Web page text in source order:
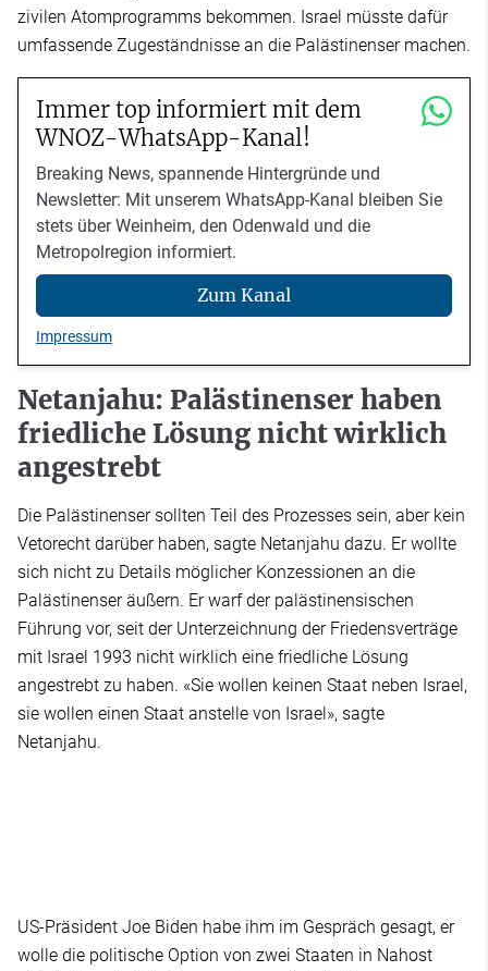
zivilen Atomprogramms bekommen. Israel müsste dafür
umfassende Zugeständnisse an die Palästinenser machen.
Immer top informiert mit dem
WNOZ-WhatsApp-Kanal!
Breaking News, spannende Hintergründe und
Newsletter: Mit unserem WhatsApp-Kanal bleiben Sie
stets über Weinheim, den Odenwald und die
Metropolregion informiert.
Zum Kanal
Impressum
Netanjahu: Palästinenser haben
friedliche Lösung nicht wirklich
angestrebt
Die Palästinenser sollten Teil des Prozesses sein, aber kein
Vetorecht darüber haben, sagte Netanjahu dazu. Er wollte
sich nicht zu Details möglicher Konzessionen an die
Palästinenser äußern. Er warf der palästinensischen
Führung vor, seit der Unterzeichnung der Friedensverträge
mit Israel 1993 nicht wirklich eine friedliche Lösung
angestrebt zu haben. «Sie wollen keinen Staat neben Israel,
sie wollen einen Staat anstelle von Israel», sagte
Netanjahu.
US-Präsident Joe Biden habe ihm im Gespräch gesagt, er
wolle die politische Option von zwei Staaten in Nahost